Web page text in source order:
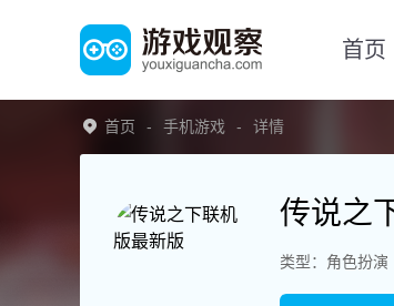
首页
首页 手机游戏 详情
传说之
类型：角色扮演